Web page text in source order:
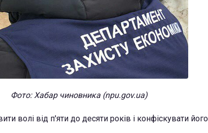
Фото: Хабар чиновника (npu.gov.ua)
волі від п'яти до десяти років і конфіскувати